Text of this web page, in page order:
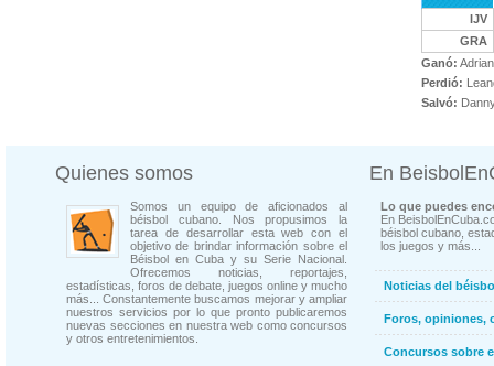
IJV
GRA
Ganó:
Perdió:
Salvó:
Quienes somos
Somos un equipo de aficionados al
béisbol cubano. Nos propusimos la
tarea de desarrollar esta web con el
objetivo de brindar información sobre el
Béisbol en Cuba y su Serie Nacional.
Ofrecemos noticias, reportajes,
estadísticas, foros de debate, juegos online y mucho
más... Constantemente buscamos mejorar y ampliar
nuestros servicios por lo que pronto publicaremos
nuevas secciones en nuestra web como concursos
y otros entretenimientos.
En
Lo que puedes
En
béisbol cubano,
los juegos y más...
Noticias del
Foros, opiniones,
Concursos sobre